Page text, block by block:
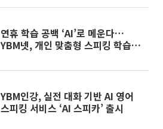
연휴 학습 공백 ‘AI’로 메운다…
YBM넷, 개인 맞춤형 스피킹 학습 제
YBM인강, 실전 대화 기반 AI 영어
스피킹 서비스 ‘AI 스피카’ 출시